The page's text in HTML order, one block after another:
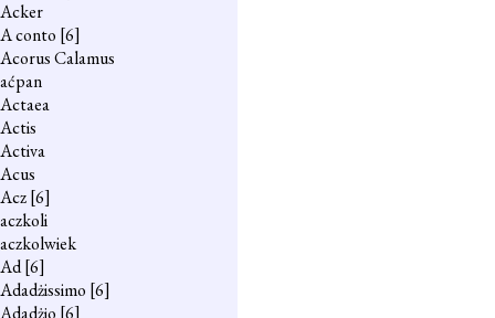
Acker
A conto [6]
Acorus Calamus
aćpan
Actaea
Actis
Activa
Acus
Acz[6]
aczkoli
aczkolwiek
Ad[6]
Adadżissimo [6]
Adadżjo [6]